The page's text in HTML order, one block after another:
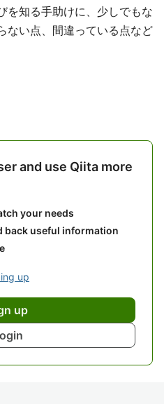
を知る手助けに、少しでもな
ない点、間違っている点など
and use Qiita more
your needs
back useful information
up
up